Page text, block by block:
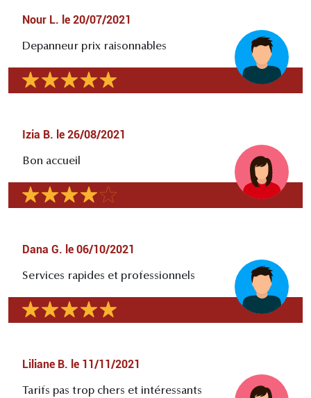
Nour L. le 20/07/2021
Depanneur prix raisonnables
Izia B. le 26/08/2021
Bon accueil
Dana G. le 06/10/2021
Services rapides et professionnels
Liliane B. le 11/11/2021
Tarifs pas trop chers et intéressants